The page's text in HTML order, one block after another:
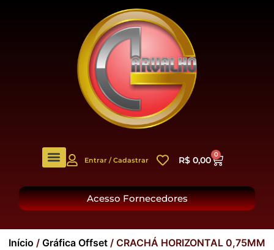
Entrar / Cadastrar R$ 0,00
0
Acesso Fornecedores
Início / Gráfica Offset / CRACHÁ HORIZONTAL 0,75MM